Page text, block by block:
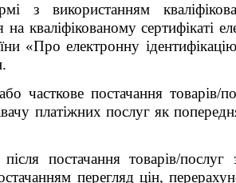
з використанням
кваліфікованому сертифікаті
«Про електронну
часткове постачання
платіжних послуг як
постачання товарів/послуг
перегляд цін,